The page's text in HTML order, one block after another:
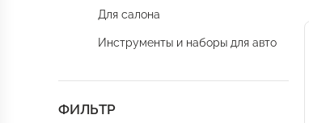
Для салона
Инструменты и наборы для авто
ФИЛЬТР